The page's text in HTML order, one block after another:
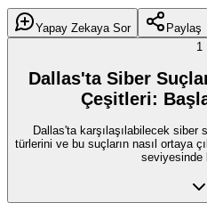
Yapay Zekaya Sor
Paylaş
1
Dallas'ta Siber
Çeşitleri:
Dallas'ta karşılaşılabilecek siber
türlerini ve bu suçların nasıl ortaya
seviyesinde